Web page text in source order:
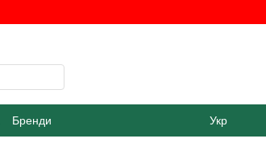
Бренди Укр